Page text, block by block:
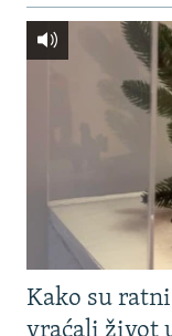
Kako su